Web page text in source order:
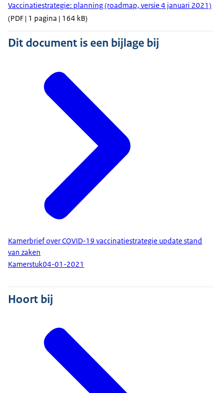
Vaccinatiestrategie: planning (roadmap, versie 4 januari 2021)
(PDF | 1 pagina | 164 kB)
Dit document is een bijlage bij
Kamerbrief over COVID-19 vaccinatiestrategie update stand
van zaken
Kamerstuk04-01-2021
Hoort bij